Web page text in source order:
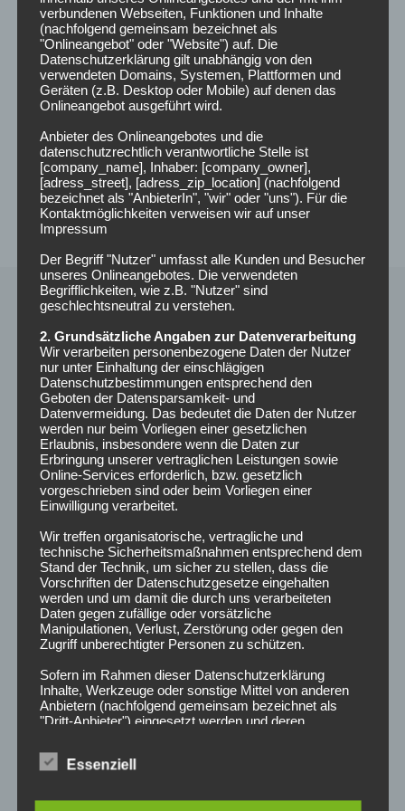
Radio Funkloch
Campusradio der Hochschule Darmstadt
NEUESTE BEITRÄGE
März 2025
Februar 2025
Dezember 2024
Lohnt es sich…?
Lohnt es sich nett zu sein?
verbundenen Webseiten, Funktionen und Inhalte
(nachfolgend gemeinsam bezeichnet als
"Onlineangebot" oder "Website") auf. Die
Datenschutzerklärung gilt unabhängig von den
verwendeten Domains, Systemen, Plattformen und
Geräten (z.B. Desktop oder Mobile) auf denen das
Onlineangebot ausgeführt wird.
Anbieter des Onlineangebotes und die
datenschutzrechtlich verantwortliche Stelle ist
[company_name], Inhaber: [company_owner],
[adress_street], [adress_zip_location] (nachfolgend
bezeichnet als "AnbieterIn", "wir" oder "uns"). Für die
Kontaktmöglichkeiten verweisen wir auf unser
Impressum
Der Begriff "Nutzer" umfasst alle Kunden und Besucher
unseres Onlineangebotes. Die verwendeten
Begrifflichkeiten, wie z.B. "Nutzer" sind
geschlechtsneutral zu verstehen.
2. Grundsätzliche Angaben zur Datenverarbeitung
Wir verarbeiten personenbezogene Daten der Nutzer
nur unter Einhaltung der einschlägigen
Datenschutzbestimmungen entsprechend den
Geboten der Datensparsamkeit- und
Datenvermeidung. Das bedeutet die Daten der Nutzer
werden nur beim Vorliegen einer gesetzlichen
Erlaubnis, insbesondere wenn die Daten zur
Erbringung unserer vertraglichen Leistungen sowie
Online-Services erforderlich, bzw. gesetzlich
vorgeschrieben sind oder beim Vorliegen einer
Einwilligung verarbeitet.
Wir treffen organisatorische, vertragliche und
technische Sicherheitsmaßnahmen entsprechend dem
Stand der Technik, um sicher zu stellen, dass die
Vorschriften der Datenschutzgesetze eingehalten
werden und um damit die durch uns verarbeiteten
Daten gegen zufällige oder vorsätzliche
Manipulationen, Verlust, Zerstörung oder gegen den
Zugriff unberechtigter Personen zu schützen.
Sofern im Rahmen dieser Datenschutzerklärung
Inhalte, Werkzeuge oder sonstige Mittel von anderen
Anbietern (nachfolgend gemeinsam bezeichnet als
"Dritt-Anbieter") eingesetzt werden und deren
dass ein Datentransfer in die Sitzstaaten der Dritt-
Anbieter stattfindet. Die Übermittlung von Daten in
gesetzlichen Erlaubnis, einer Einwilligung der Nutzer
Essenziell